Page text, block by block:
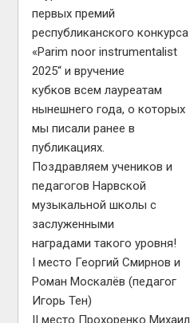
первых премий
республиканского конкурса
«Parim noor instrumentalist
2025“ и вручение
кубков всем лауреатам
нынешнего года, о которых
мы писали ранее в
публикациях.
Поздравляем учеников и
педагогов Нарвской
музыкальной школы с
заслуженными
наградами такого уровня!
I место Георгий Смирнов и
Роман Москалёв (педагог
Игорь Тен)
II место Прохоренко Михаил